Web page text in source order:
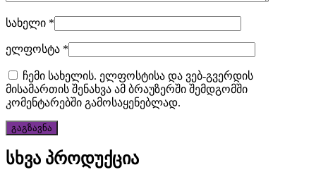
for
men
and
women.
typically
the
the
სახელი *
ელფოსტა *
ჩემი სახელის. ელფოსტისა და ვებ-გვერდის
მისამართის შენახვა ამ ბრაუზერში შემდგომში
კომენტარებში გამოსაყენებლად.
სხვა პროდუქცია